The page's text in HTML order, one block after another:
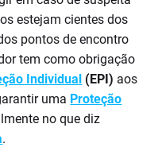
estejam cientes dos
pontos de encontro
tem como obrigação
Individual (EPI) aos
uma Proteção
no que diz
.